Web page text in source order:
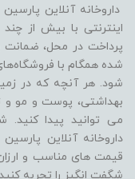
داروخانه آنلاین
اینترنتی با بیش از
پرداخت در محل، ضمانت
شده همگام با
شود. هر آنچه که در
بهداشتی، پوست و مو و
می توانید پیدا
داروخانه آنلاین
قیمت های مناسب و
شگفت انگیز را تجربه